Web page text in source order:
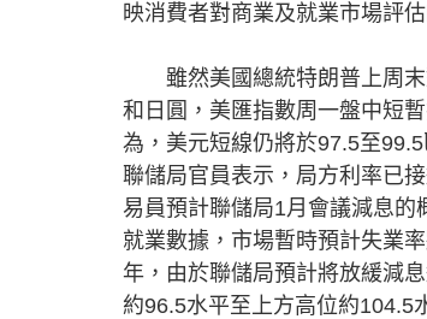
映消費者對商業及就業市場評
雖然美國總統特朗普上周末
和日圓，美匯指數周一盤中短
為，美元短線仍將於97.5至
聯儲局官員表示，局方利率已
易員預計聯儲局1月會議減息
就業數據，市場暫時預計失業
年，由於聯儲局預計將放緩減
約96.5水平至上方高位約104.5